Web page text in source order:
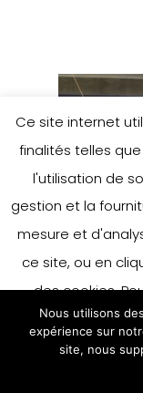
Ce site internet
finalités telles
l'utilisation de
gestion et la
mesure et
ce site, ou en
des cookies.
préférences en
à notre
Nous utilisons
expérience sur
site, nous